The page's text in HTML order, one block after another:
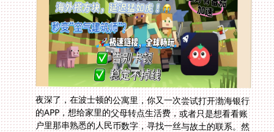
夜深了，在波士顿的公寓里，你又一次尝试打开渤海银行
的APP，想给家里的父母转点生活费，或者只是想看看账
户里那串熟悉的人民币数字，寻找一丝与故土的联系。然
而，屏幕上冰冷的“地区限制”或“服务不可用”的提示，瞬
间将你拉回现实。在美国用渤海银行怎么把定位修改到中
国国内？这看似是一个技术问题，背后却是无数留学生、
海外工作者和华人心中那份无法轻易安放的归属感。我们
想念的不只是银行服务，更是国内那些熟悉的影视剧、随
时可听的音乐、与朋友同步的游戏，甚至是顺畅浏览国内
财经资讯的权利。当环球老虎财经国外打开太卡成为常
态，当想听国内音乐却不知如何解除咪咕音乐海外地区限
制时，那份文化上的“断联”感尤为刺痛。这一切的根源，
在于互联网的地理边界。好消息是，借助一款专业的回国
加速器，你不仅可以重新“定位”回中国，更能无缝衔接国
内的数字生活。这篇文章，就将为你拆解如何选择，并让